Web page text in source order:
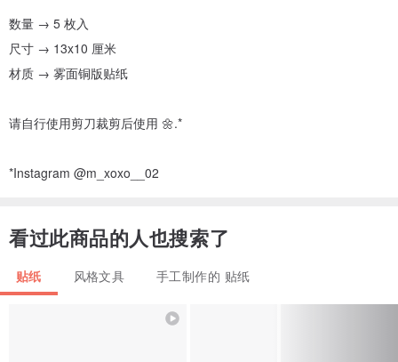
数量 → 5 枚入
尺寸 → 13x10 厘米
材质 → 雾面铜版贴纸
请自行使用剪刀裁剪后使用 🌼.*
*Instagram @m_xoxo__02
看过此商品的人也搜索了
贴纸 风格文具 手工制作的 贴纸